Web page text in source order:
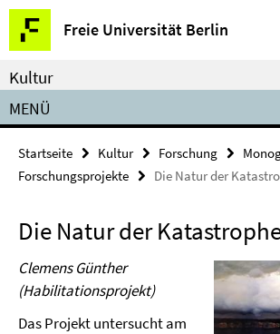
Springe
direkt
zu
Inhalt
Freie Universität Berlin
Service-
Navigation
Kultur
MENÜ
Startseite Kultur Forschung
Forschungsprojekte
Die Natur der
Die Natur der
Clemens Günther
(Habilitationsprojekt)
Das Projekt untersucht am